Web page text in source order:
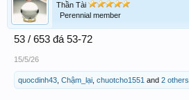
Thần Tài
Perennial member
53 / 653 đá 53-72
15/5/26
quocdinh43 Chậm_lại chuotcho1551 and 2 others